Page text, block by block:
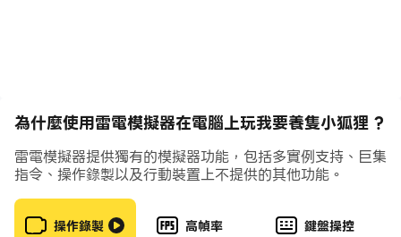
為什麼使用雷電模擬器在電腦上玩我要養隻小狐狸 ?
雷電模擬器提供獨有的模擬器功能，包括多實例支持、巨集
指令、操作錄製以及行動裝置上不提供的其他功能。
操作錄製 高幀率 鍵盤操控